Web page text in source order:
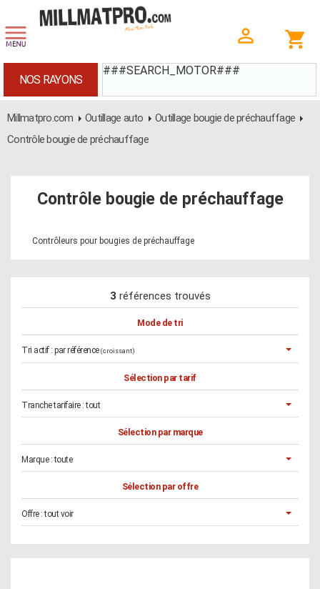
###SEARCH_MOTOR###
NOS RAYONS
Millmatpro.com Outillage auto
Outillage bougie de préchauffage
Contrôle bougie de préchauffage
Contrôle bougie de préchauffage
Contrôleurs pour bougies de préchauffage
3 références trouvés
Mode de tri
Tri actif : par référence (croissant)
Sélection par tarif
Tranche tarifaire :tout
Sélection par marque
Marque :toute
Sélection par offre
Offre :tout voir